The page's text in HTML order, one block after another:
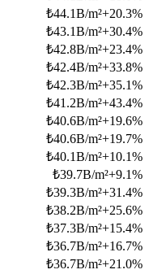
₺44.1B/m²+20.3%
₺43.1B/m²+30.4%
₺42.8B/m²+23.4%
₺42.4B/m²+33.8%
₺42.3B/m²+35.1%
₺41.2B/m²+43.4%
₺40.6B/m²+19.6%
₺40.6B/m²+19.7%
₺40.1B/m²+10.1%
₺39.7B/m²+9.1%
₺39.3B/m²+31.4%
₺38.2B/m²+25.6%
₺37.3B/m²+15.4%
₺36.7B/m²+16.7%
₺36.7B/m²+21.0%